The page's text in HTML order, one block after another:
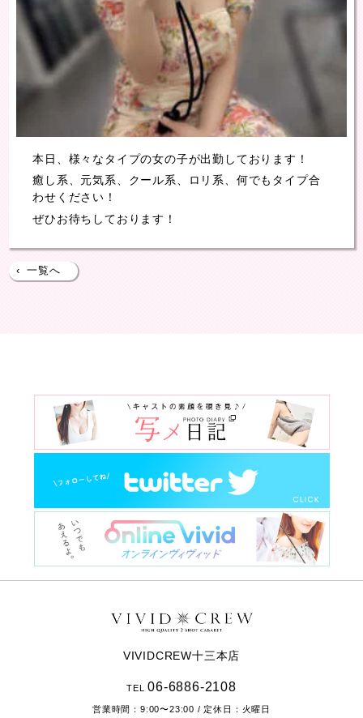
本日、様々なタイプの女の子が出勤しております！
癒し系、元気系、クール系、ロリ系、何でもタイプ合
わせください！
ぜひお待ちしております！
‹ 一覧へ
VIVIDCREW十三本店
TEL06-6886-2108
営業時間： 9:00〜23:00 / 定休日：火曜日